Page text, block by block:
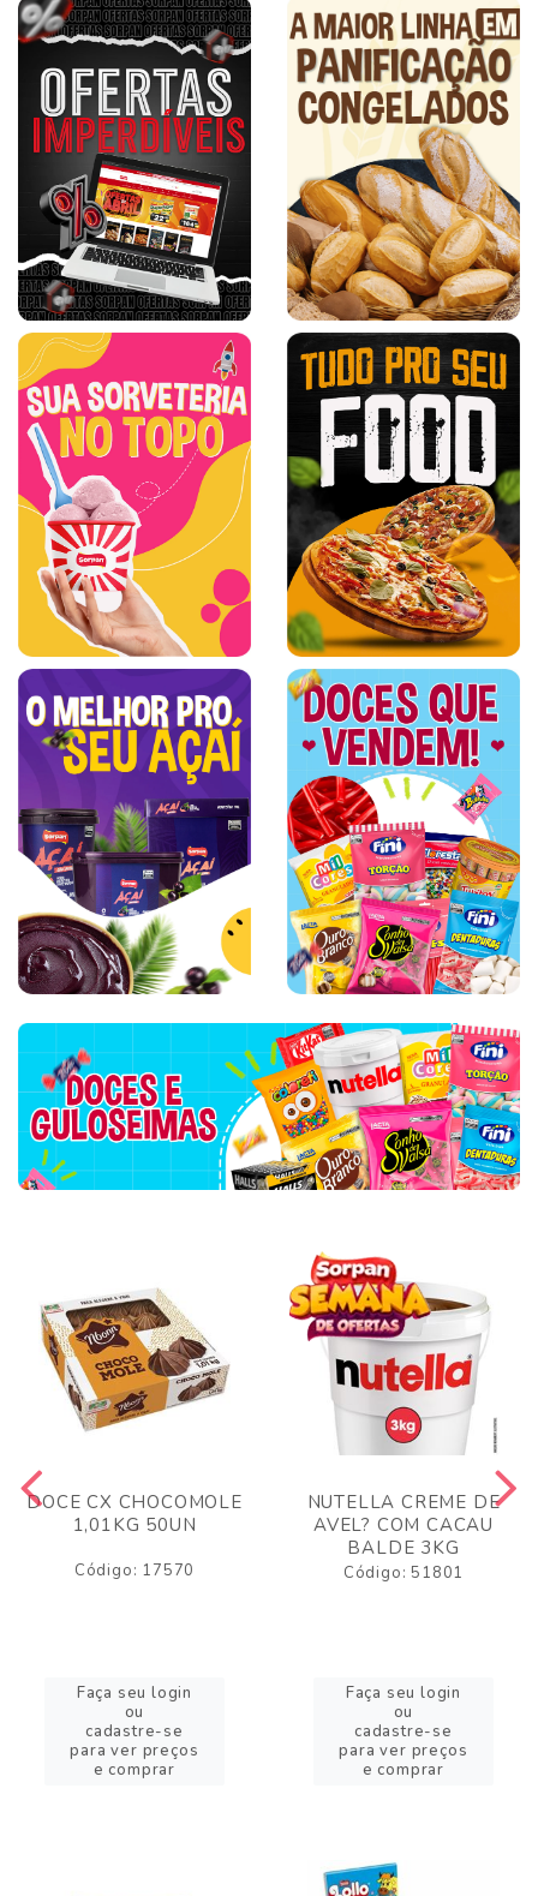
DOCE CX CHOCOMOLE
1,01KG 50UN
Código: 17570
Faça seu login
ou
cadastre-se
para ver preços
e comprar
NUTELLA CREME DE
AVEL? COM CACAU
BALDE 3KG
Código: 51801
Faça seu login
ou
cadastre-se
para ver preços
e comprar